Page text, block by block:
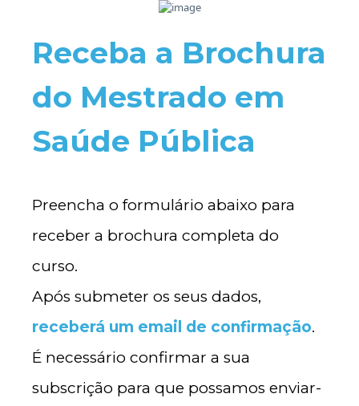
Receba a Brochura
do Mestrado em
Saúde Pública
Preencha o formulário abaixo para
receber a brochura completa do
curso.
Após submeter os seus dados,
receberá um email de confirmação.
É necessário confirmar a sua
subscrição para que possamos enviar-